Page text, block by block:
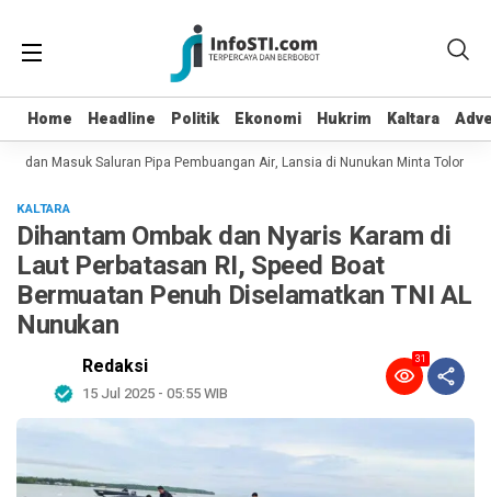
Home Headline Politik Ekonomi Hukrim Kaltara
Home Headline Politik Ekonomi Hukrim Kaltara
dan Masuk Saluran Pipa Pembuangan Air, Lansia di Nunukan Minta Tolong
KALTARA
Dihantam Ombak dan Nyaris Karam di
Laut Perbatasan RI, Speed Boat
Bermuatan Penuh Diselamatkan TNI AL
Nunukan
Redaksi
15 Jul 2025 - 05:55 WIB
31